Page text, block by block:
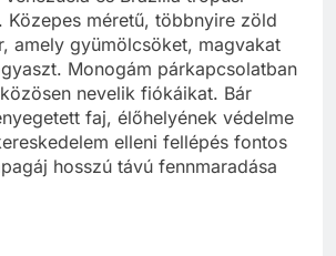
Közepes méretű, többnyire zöld
amely gyümölcsöket, magvakat
Monogám párkapcsolatban
nevelik fiókáikat. Bár
faj, élőhelyének védelme
elleni fellépés fontos
hosszú távú fennmaradása